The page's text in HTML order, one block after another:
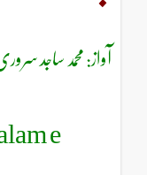
آواز: محمد ساجد
e